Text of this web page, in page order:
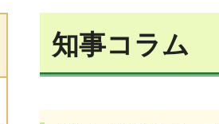
知事コラム